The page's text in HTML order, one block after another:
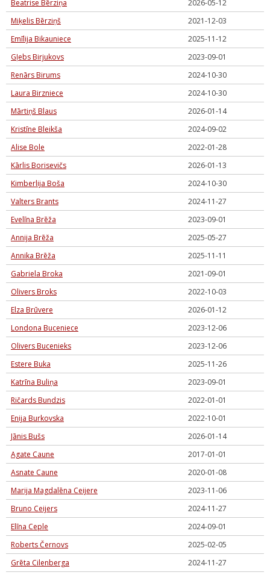
Beatrise Bērziņa
2026-05-12
Miķelis Bērziņš
2021-12-03
Emīlija Bikauniece
2025-11-12
Gļebs Birjukovs
2023-09-01
Renārs Birums
2024-10-30
Laura Birzniece
2024-10-30
Mārtiņš Blaus
2026-01-14
Kristīne Bleikša
2024-09-02
Alise Bole
2022-01-28
Kārlis Borisevičs
2026-01-13
Kimberlija Boša
2024-10-30
Valters Brants
2024-11-27
Evelīna Brēža
2023-09-01
Annija Brēža
2025-05-27
Annika Brēža
2025-11-11
Gabriela Broka
2021-09-01
Olivers Broks
2022-10-03
Elza Brūvere
2026-01-12
Londona Buceniece
2023-12-06
Olivers Bucenieks
2023-12-06
Estere Buka
2025-11-26
Katrīna Buliņa
2023-09-01
Ričards Bundzis
2022-01-01
Enija Burkovska
2022-10-01
Jānis Bušs
2026-01-14
Agate Caune
2017-01-01
Asnate Caune
2020-01-08
Marija Magdalēna Ceijere
2023-11-06
Bruno Ceijers
2024-11-27
Elīna Ceple
2024-09-01
Roberts Černovs
2025-02-05
Grēta Cilenberga
2024-11-27